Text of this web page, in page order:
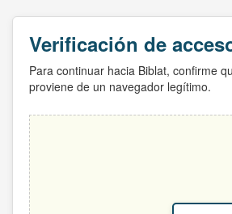
Verificación de
Para continuar hacia Biblat, confirme
proviene de un navegador legítimo.